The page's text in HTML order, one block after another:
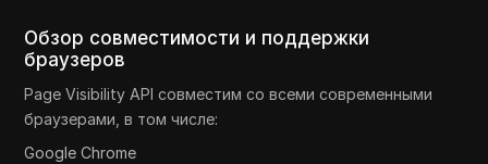
Обзор совместимости и поддержки
браузеров
Page Visibility API совместим со всеми современными
браузерами, в том числе:
Google Chrome